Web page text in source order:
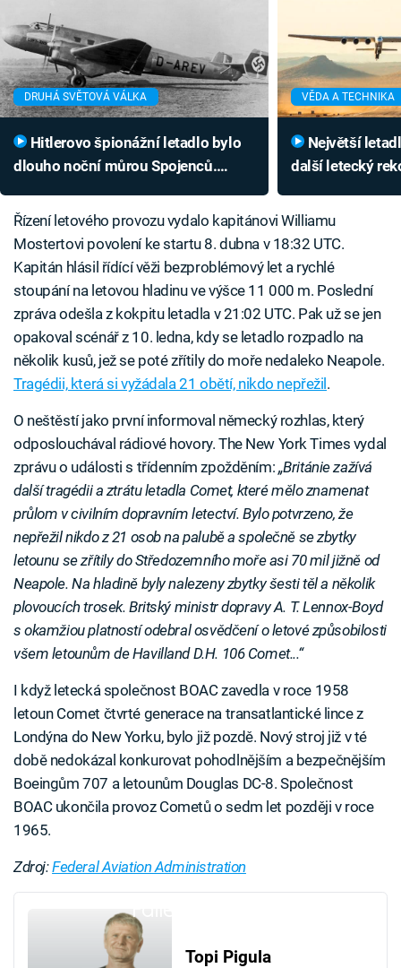
DRUHÁ SVĚTOVÁ VÁLKA
dlouho noční můrou Spojenců.
VĚDA A TECHNIKA
další letecký
Řízení letového provozu vydalo kapitánovi Williamu
Mostertovi povolení ke startu 8. dubna v 18:32 UTC.
Kapitán hlásil řídící věži bezproblémový let a rychlé
stoupání na letovou hladinu ve výšce 11 000 m. Poslední
zpráva odešla z kokpitu letadla v 21:02 UTC. Pak už se jen
opakoval scénář z 10. ledna, kdy se letadlo rozpadlo na
několik kusů, jež se poté zřítily do moře nedaleko Neapole.
Tragédii, která si vyžádala 21 obětí, nikdo nepřežil.
O neštěstí jako první informoval německý rozhlas, který
odposlouchával rádiové hovory. The New York Times vydal
zprávu o události s třídenním zpožděním: „Británie zažívá
další tragédii a ztrátu letadla Comet, které mělo znamenat
průlom v civilním dopravním letectví. Bylo potvrzeno, že
nepřežil nikdo z 21 osob na palubě a společně se zbytky
letounu se zřítily do Středozemního moře asi 70 mil jižně od
Neapole. Na hladině byly nalezeny zbytky šesti těl a několik
plovoucích trosek. Britský ministr dopravy A. T. Lennox-Boyd
s okamžiou platností odebral osvědčení o letové způsobilosti
všem letounům de Havilland D.H. 106 Comet...“
I když letecká společnost BOAC zavedla v roce 1958
letoun Comet čtvrté generace na transatlantické lince z
Londýna do New Yorku, bylo již pozdě. Nový stroj již v té
době nedokázal konkurovat pohodlnějším a bezpečnějším
Boeingům 707 a letounům Douglas DC-8. Společnost
BOAC ukončila provoz Cometů o sedm let později v roce
1965.
Zdroj:Federal Aviation Administration
Failed to fetch
Topi Pigula